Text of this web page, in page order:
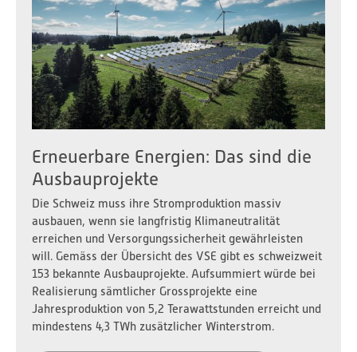
Erneuerbare Energien: Das sind die
Ausbauprojekte
Die Schweiz muss ihre Stromproduktion massiv
ausbauen, wenn sie langfristig Klimaneutralität
erreichen und Versorgungssicherheit gewährleisten
will. Gemäss der Übersicht des VSE gibt es schweizweit
153 bekannte Ausbauprojekte. Aufsummiert würde bei
Realisierung sämtlicher Grossprojekte eine
Jahresproduktion von 5,2 Terawattstunden erreicht und
mindestens 4,3 TWh zusätzlicher Winterstrom.